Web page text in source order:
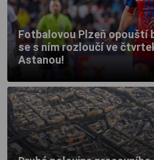
Fotbalovou Plzeň opouští
se s ním rozloučí ve
Astanou!